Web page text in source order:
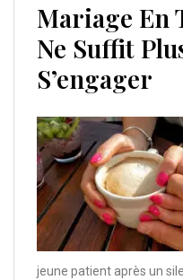
Mariage En
Ne Suffit
S’engager
jeune patient après un